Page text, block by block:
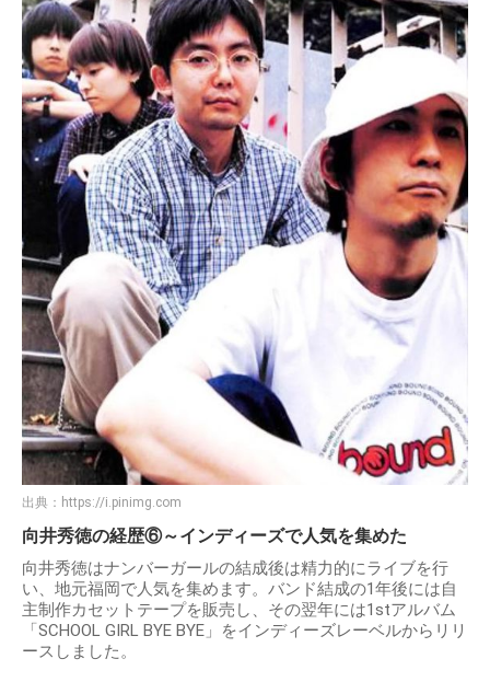
出典： https://i.pinimg.com
向井秀徳の経歴⑥～インディーズで人気を集めた
向井秀徳はナンバーガールの結成後は精力的にライブを行
い、地元福岡で人気を集めます。バンド結成の1年後には自
主制作カセットテープを販売し、その翌年には1stアルバム
「SCHOOL GIRL BYE BYE」をインディーズレーベルからリリ
ースしました。